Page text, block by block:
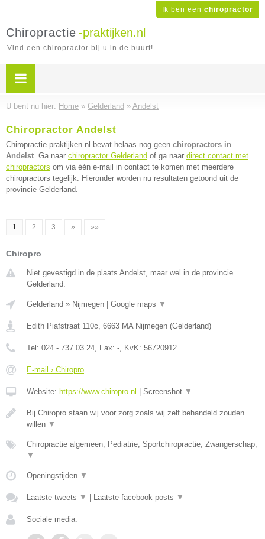
Ik ben een chiropractor
Chiropractie -praktijken.nl
Vind een chiropractor bij u in de buurt!
U bent nu hier: Home » Gelderland » Andelst
Chiropractor Andelst
Chiropractie-praktijken.nl bevat helaas nog geen chiropractors in
Andelst. Ga naar chiropractor Gelderland of ga naar direct contact met
chiropractors om via één e-mail in contact te komen met meerdere
chiropractors tegelijk. Hieronder worden nu resultaten getoond uit de
provincie Gelderland.
1 2 3 » »»
Chiropro
Niet gevestigd in de plaats Andelst, maar wel in de provincie
Gelderland.
Gelderland » Nijmegen Google maps ▼
Edith Piafstraat 110c, 6663 MA Nijmegen (Gelderland)
Tel: 024 - 737 03 24, Fax: -, KvK: 56720912
E-mail › Chiropro
Website: https://www.chiropro.nl Screenshot ▼
Bij Chiropro staan wij voor zorg zoals wij zelf behandeld zouden
willen ▼
Chiropractie algemeen, Pediatrie, Sportchiropractie, Zwangerschap,
▼
Openingstijden ▼
Laatste tweets ▼ Laatste facebook posts ▼
Sociale media: